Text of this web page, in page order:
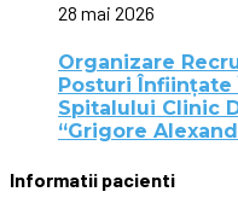
28 mai 2026
Organizare
Posturi Înființate
Spitalului Clinic
“Grigore
Informatii pacienti